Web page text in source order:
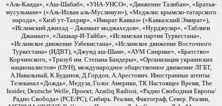
«Аль-Каида», «Аш-Шабаб», «УНА-УНСО», «Движение Талибан», «Братья-
мусульмане» («Аль-Ихван аль-Муслимун»), «Меджлис крымско-татарского
народа», «Хизб ут-Тахрир», «Имарат Кавказ» («Кавказский Эмират»),
«Исламский джихад – Джамаат моджахедов», «Нурджулар», «Таблиги
Джамаат», «Лашкар-И-Тайба», «Исламская партия Туркестана»,
«Исламское движение Узбекистана», «Исламское движение Восточного
Туркестана» (ИДВТ), «Джунд аш-Шам», «АУМ Синрике», «Братство»
Корчинского, «Тризуб им. Степана Бандеры», «Организация украинских
националистов» (ОУН), международное общественное движение ЛГБТ,
А.Навальный, К.Буданов, Д.Гордон, А.Арестович. Иностранные агенты:
Телеканал «Дождь», Медуза, Голос Америки, ТК Настоящее Время, The
Insider, Deutsche Welle, Проект, Azatliq Radiosi, «Радио Свободная Европа/
Радио Свобода» (PCE/PC), Сибирь. Реалии, Фактограф, Север. Реалии,